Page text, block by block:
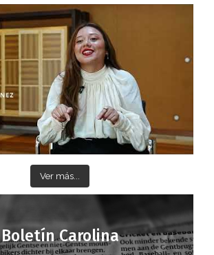
Ver más...
Boletín Carolina